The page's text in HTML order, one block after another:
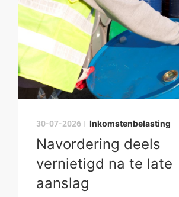
30-07-2026 | Inkomstenbelasting
Navordering deels
vernietigd na te late
aanslag